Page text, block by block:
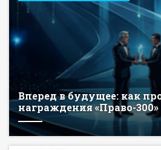
Вперед в будущее: как
награждения «Право-300»